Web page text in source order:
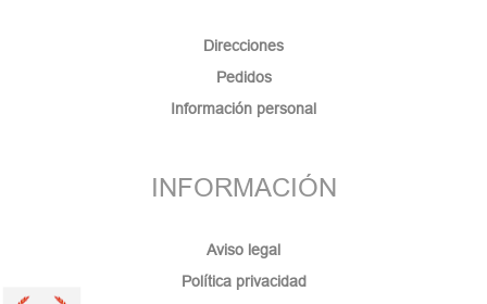
Direcciones
Pedidos
Información personal
INFORMACIÓN
Aviso legal
Política privacidad